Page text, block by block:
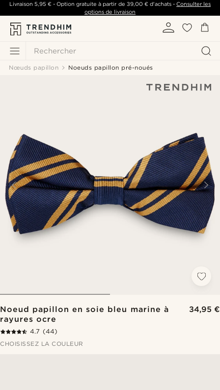
Rechercher
Livraison 5,95 €- Option gratuite à partir de 39,00 €d'achats -Consulter les
options de livraison
Nœuds papillon Noeuds papillon pré-noués
Noeud papillon en soie bleu marine à
rayures ocre
34,95 €
4.7 (44)
CHOISISSEZ LA COULEUR